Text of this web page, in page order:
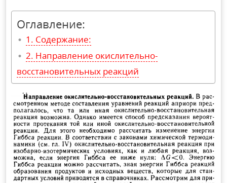
Оглавление:
Содержание:
Направление окислительно-
восстановительных реакций